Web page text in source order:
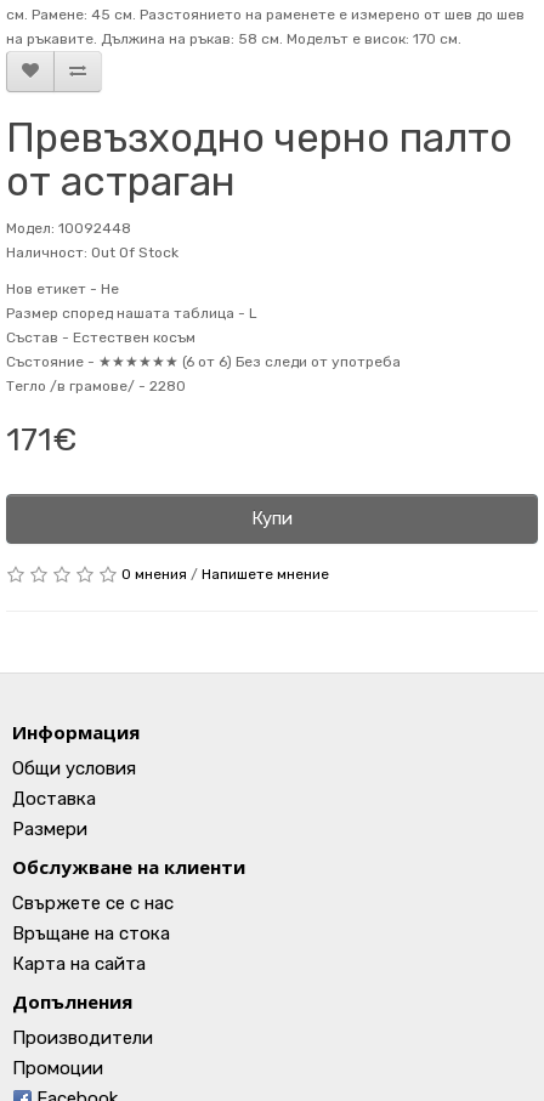
см. Рамене: 45 см. Разстоянието на раменете е измерено от шев до шев
на ръкавите. Дължина на ръкав: 58 см. Mоделът е висок: 170 см.
Превъзходно черно палто
от астраган
Модел: 10092448
Наличност: Out Of Stock
Нов етикет - Не
Размер според нашата таблица - L
Състав - Естествен косъм
Състояние - ★★★★★★ (6 от 6) Без следи от употреба
Тегло /в грамове/ - 2280
171€
Купи
0 мнения / Напишете мнение
Информация
Общи условия
Доставка
Размери
Обслужване на клиенти
Свържете се с нас
Връщане на стока
Карта на сайта
Допълнения
Производители
Промоции